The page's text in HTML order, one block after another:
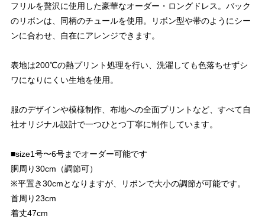
フリルを贅沢に使用した豪華なオーダー・ロングドレス。バック
のリボンは、同柄のチュールを使用。リボン型や帯のようにシー
ンに合わせ、自在にアレンジできます。
表地は200℃の熱プリント処理を行い、洗濯しても色落ちせずシ
ワになりにくい生地を使用。
服のデザインや模様制作、布地への全面プリントなど、すべて自
社オリジナル設計で一つひとつ丁寧に制作しています。
■size1号〜6号までオーダー可能です
胴周り30cm（調節可）
※平置き30cmとなりますが、リボンで大小の調節が可能です。
首周り23cm
着丈47cm